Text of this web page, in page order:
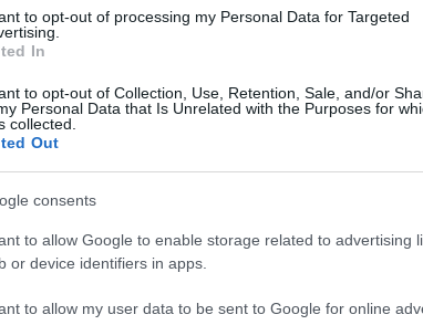
to opt-out of processing my Personal Data for Targeted
In
to opt-out of Collection, Use, Retention, Sale, and/or
Personal Data that Is Unrelated with the Purposes for
collected.
Out
consents
to allow Google to enable storage related to advertising
or device identifiers in apps.
to allow my user data to be sent to Google for online